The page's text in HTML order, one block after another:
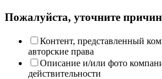
Пожалуйста, уточните
Контент, представленный
авторские права
Описание и/или фото
действительности